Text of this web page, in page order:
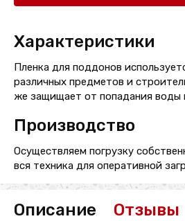
Характеристики
Пленка для поддонов
различных предметов и
же защищает от попадания воды
Производство
Осуществляем погрузку
вся техника для оперативной
Описание Отзывы